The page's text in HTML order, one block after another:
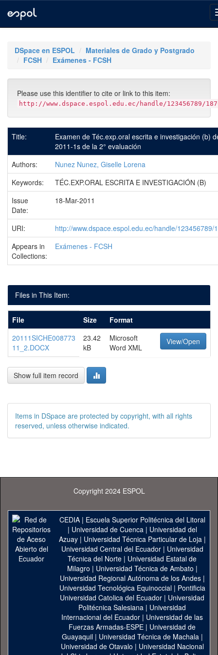
navigationDSpace en ESPOL
Materiales de Grado y Postgrado
FCSH
Exámenes - FCSH
Please use this identifier to cite or link to this item:
http://www.dspace.espol.edu.ec/handle/123456789/
Title:
Examen de Téc.exp.oral escrita e investigación (b)
2011-1s de la 2° evaluación
Authors:
Nunez Nunez, Giselle Lorena
Keywords:
TÉC.EXP.ORAL ESCRITA E INVESTIGACIÓN (B)
Issue
Date:
18-Mar-2011
URI:
http://www.dspace.espol.edu.ec/handle/123456789/
Appears in
Collections:
Exámenes - FCSH
Files in This Item:
File Size
Format
20111SICHE008773
11_2.DOCX
23.42
kB
Microsoft
Word XML
View/Open
Show full item record
Items in DSpace are protected by copyright, with all rights
reserved, unless otherwise indicated.
Copyright 2024 ESPOL
CEDIA| Escuela Superior Politécnica del Litoral
| Universidad de Cuenca| Universidad del
Azuay| Universidad Técnica Particular de Loja|
Universidad Central del Ecuador| Universidad
Técnica del Norte | Universidad Estatal de
Milagro | Universidad Técnica de Ambato |
Universidad Regional Autónoma de los Andes|
Universidad Tecnológica Equinoccial| Pontificia
Universidad Catolica del Ecuador | Universidad
Politécnica Salesiana | Universidad
Internacional del Ecuador | Universidad de las
Fuerzas Armadas-ESPE | Universidad de
Guayaquil| Universidad Técnica de Machala|
Universidad de Otavalo | Universidad Nacional